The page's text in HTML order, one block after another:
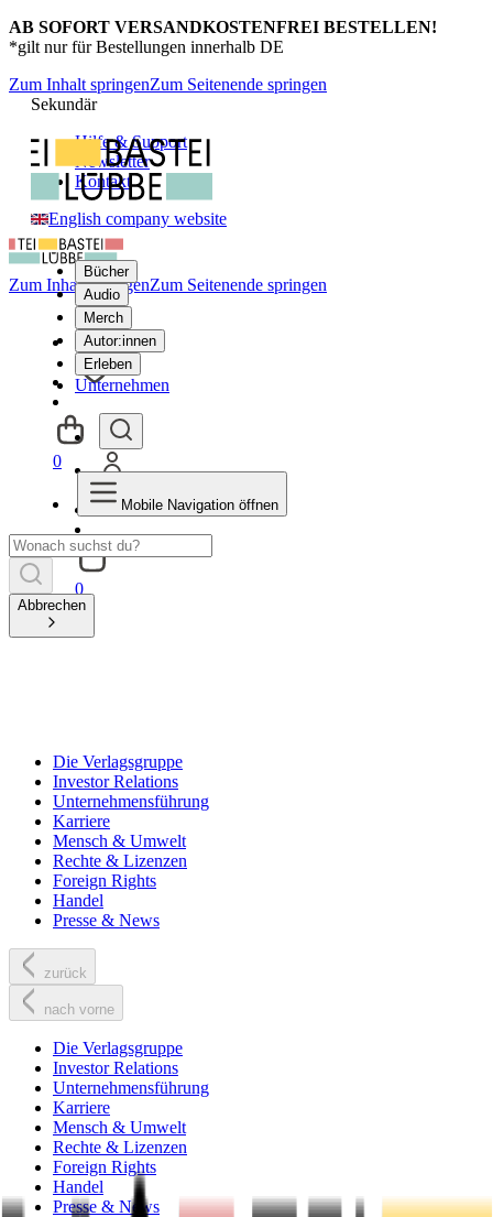
AB SOFORT VERSANDKOSTENFREI BESTELLEN!
*gilt nur für Bestellungen innerhalb DE
Zum Inhalt springenZum Seitenende springen
Sekundär
Hilfe & Support
Newsletter
Kontakt
English company website
Bücher
Audio
Merch
Autor:innen
Erleben
Unternehmen
0
Zum Inhalt springenZum Seitenende springen
0
Mobile Navigation öffnen
Abbrechen
Die Verlagsgruppe
Investor Relations
Unternehmensführung
Karriere
Mensch & Umwelt
Rechte & Lizenzen
Foreign Rights
Handel
Presse & News
zurück
nach vorne
Die Verlagsgruppe
Investor Relations
Unternehmensführung
Karriere
Mensch & Umwelt
Rechte & Lizenzen
Foreign Rights
Handel
Presse & News